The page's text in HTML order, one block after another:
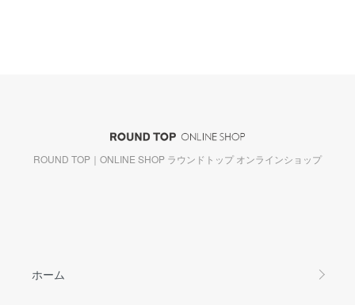
ROUND TOP｜ONLINE SHOP ラウンドトップ オンラインショップ
ホーム